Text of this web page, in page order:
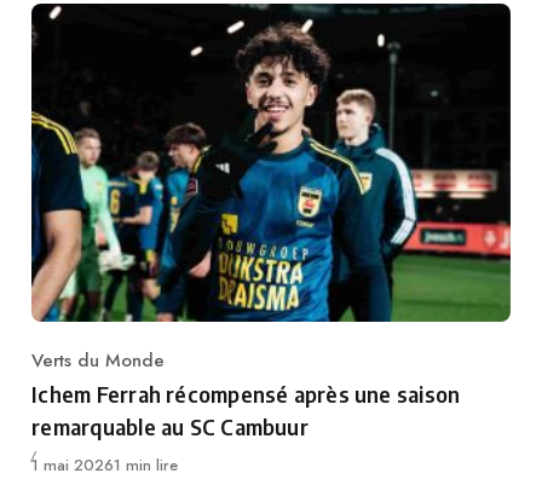
Category
Verts du Monde
Ichem Ferrah récompensé après une saison
remarquable au SC Cambuur
Publié
1 mai 20261 min lire